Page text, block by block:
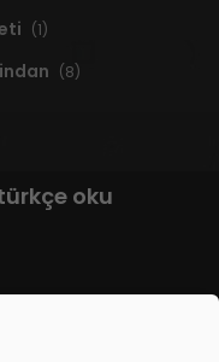
(1)
(8)
oku